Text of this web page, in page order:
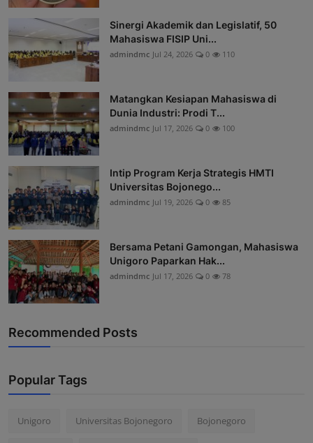
Sinergi Akademik dan Legislatif, 50
Mahasiswa FISIP Uni...
admindmc Jul 24, 2026 0 110
Matangkan Kesiapan Mahasiswa di
Dunia Industri: Prodi T...
admindmc Jul 17, 2026 0 100
Intip Program Kerja Strategis HMTI
Universitas Bojonego...
admindmc Jul 19, 2026 0 85
Bersama Petani Gamongan, Mahasiswa
Unigoro Paparkan Hak...
admindmc Jul 17, 2026 0 78
Recommended Posts
Popular Tags
Unigoro Universitas Bojonegoro Bojonegoro